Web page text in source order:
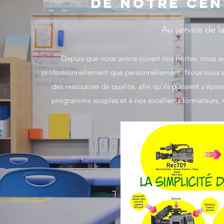
Au service de
Depuis que nous avons ouvert nos portes, nous
professionnellement que personnellement. Nous
des ressources de qualité, afin qu'ils puissent
programme souples et à nos excellents